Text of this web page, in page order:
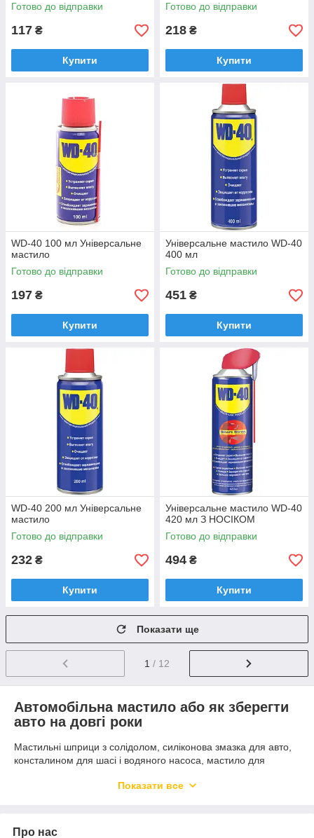
Готово до відправки
117 ₴
Купити
Готово до відправки
218 ₴
Купити
WD-40 100 мл Універсальне
мастило
Готово до відправки
197 ₴
Купити
Універсальне мастило WD-40
400 мл
Готово до відправки
451 ₴
Купити
WD-40 200 мл Універсальне
мастило
Готово до відправки
232 ₴
Купити
Універсальне мастило WD-40
420 мл З НОСІКОМ
Готово до відправки
494 ₴
Купити
Показати ще
1 / 12
Автомобільна мастило або як зберегти
авто на довгі роки
Мастильні шприци з солідолом, силіконова змазка для авто,
консталином для шасі і водяного насоса, мастило для
змащування комплектуючих машин раніше зустрічалися в
замінивши одним тюбиком десятки різних баночок!
Показати все
Про нас